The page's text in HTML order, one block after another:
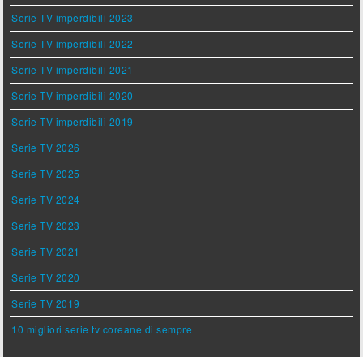
Serie TV imperdibili 2023
Serie TV imperdibili 2022
Serie TV imperdibili 2021
Serie TV imperdibili 2020
Serie TV imperdibili 2019
Serie TV 2026
Serie TV 2025
Serie TV 2024
Serie TV 2023
Serie TV 2021
Serie TV 2020
Serie TV 2019
10 migliori serie tv coreane di sempre